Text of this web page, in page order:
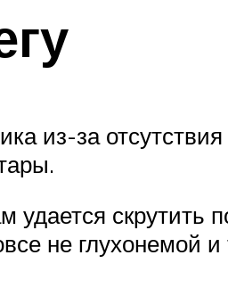
из-за
скрутить
не глухонемой